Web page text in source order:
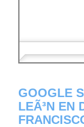
GOOGLE
LEÃ³N EN